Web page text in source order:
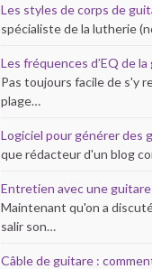
Les styles de corps de
spécialiste de la lutherie
Les fréquences d’EQ de
Pas toujours facile de s'y
plage…
Logiciel pour générer des
que rédacteur d'un blog
Entretien avec une
Maintenant qu'on a
salir son…
Câble de guitare :